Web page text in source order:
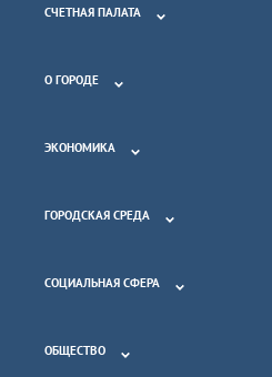
СЧЕТНАЯ ПАЛАТА
О ГОРОДЕ
ЭКОНОМИКА
ГОРОДСКАЯ СРЕДА
СОЦИАЛЬНАЯ СФЕРА
ОБЩЕСТВО